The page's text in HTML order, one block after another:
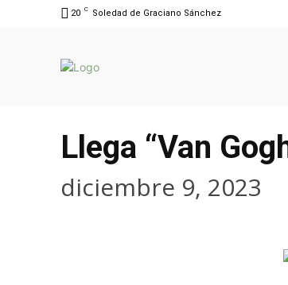
20 C Soledad de Graciano Sánchez
Llega “Van
diciembre 9, 2023